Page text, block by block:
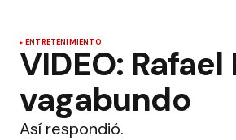
ENTRETENIMIENTO
VIDEO:
vagabundo
Así respondió.